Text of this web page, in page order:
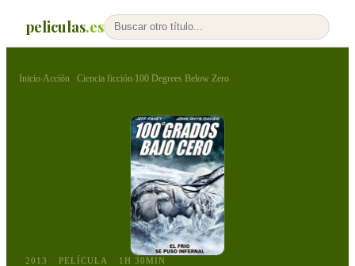
peliculas.es
Inicio›Acción · Ciencia ficción›100 Degrees Below Zero
2013 PELÍCULA 1H 30MIN